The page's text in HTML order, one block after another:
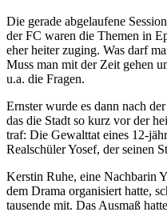
Die gerade abgelaufene
der FC waren die Themen in
eher heiter zuging. Was darf
Muss man mit der Zeit gehen
u.a. die Fragen.
Ernster wurde es dann nach
das die Stadt so kurz vor der
traf: Die Gewalttat eines 12-
Realschüler Yosef, der seinen
Kerstin Ruhe, eine Nachbarin
dem Drama organisiert hatte,
tausende mit. Das Ausmaß